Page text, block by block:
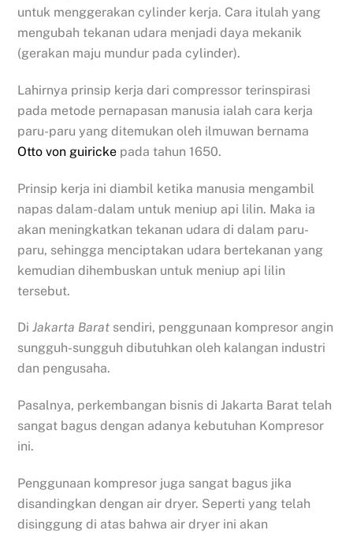
untuk menggerakan cylinder kerja. Cara itulah yang
mengubah tekanan udara menjadi daya mekanik
(gerakan maju mundur pada cylinder).
Lahirnya prinsip kerja dari compressor terinspirasi
pada metode pernapasan manusia ialah cara kerja
paru-paru yang ditemukan oleh ilmuwan bernama
Otto von guiricke pada tahun 1650.
Prinsip kerja ini diambil ketika manusia mengambil
napas dalam-dalam untuk meniup api lilin. Maka ia
akan meningkatkan tekanan udara di dalam paru-
paru, sehingga menciptakan udara bertekanan yang
kemudian dihembuskan untuk meniup api lilin
tersebut.
DiJakarta Barat sendiri, penggunaan kompresor angin
sungguh-sungguh dibutuhkan oleh kalangan industri
dan pengusaha.
Pasalnya, perkembangan bisnis di Jakarta Barat telah
sangat bagus dengan adanya kebutuhan Kompresor
ini.
Penggunaan kompresor juga sangat bagus jika
disandingkan dengan air dryer. Seperti yang telah
disinggung di atas bahwa air dryer ini akan